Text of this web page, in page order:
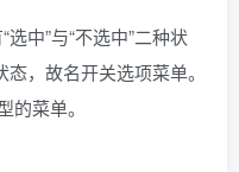
中”与“不选中”二种状
态，故名开关选项菜单。
菜单。